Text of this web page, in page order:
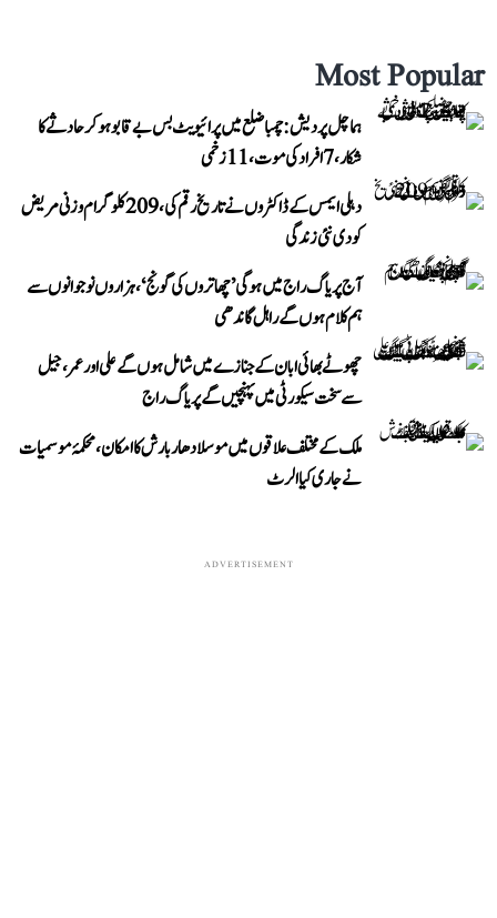
Most Popular
ہماچل پردیش: چمبا ضلع میں پرائیویٹ بس بے قابو ہوکر حادثے کا
شکار، 7 افراد کی موت، 11 زخمی
دہلی ایمس کے ڈاکٹروں نے تاریخ رقم کی، 209 کلوگرام وزنی مریض
کو دی نئی زندگی
آج پریاگ راج میں ہوگی ’چھاتروں کی گونج‘، ہزاروں نوجوانوں سے
ہم کلام ہوں گے راہل گاندھی
چھوٹے بھائی ابان کے جنازے میں شامل ہوں گے علی اور عمر، جیل
سے سخت سیکورٹی میں پہنچیں گے پریاگ راج
ملک کے مختلف علاقوں میں موسلادھار بارش کا امکان، محکمۂ موسمیات
نے جاری کیا الرٹ
ADVERTISEMENT